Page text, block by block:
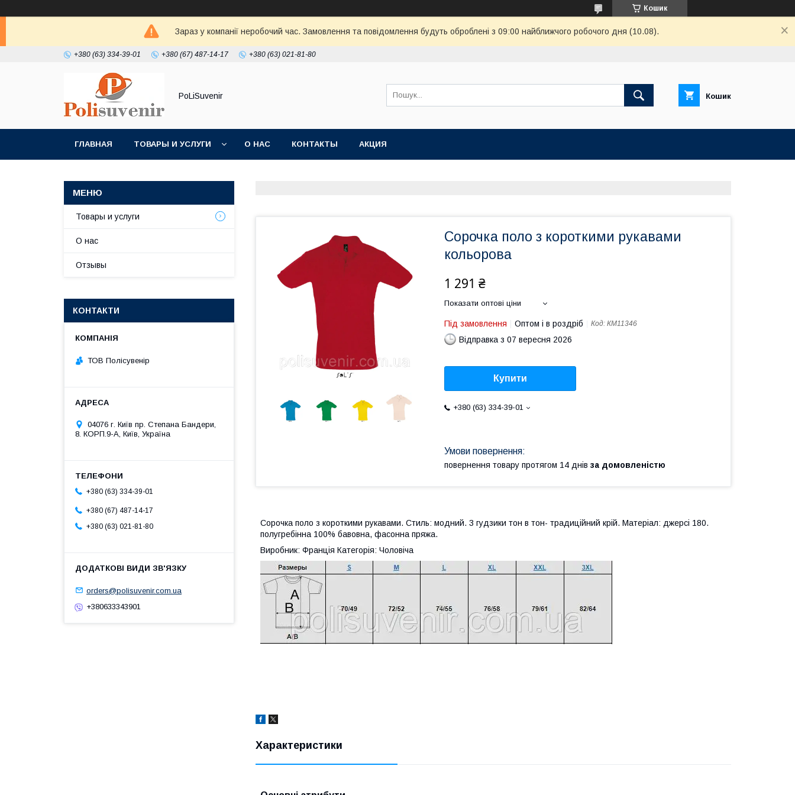
Кошик
Зараз у компанії неробочий час. Замовлення та повідомлення будуть оброблені з 09:00 найближчого робочого дня (10.08).
+380 (63) 334-39-01 +380 (67) 487-14-17 +380 (63) 021-81-80
PoLiSuvenir Кошик
ГЛАВНАЯ ТОВАРЫ И УСЛУГИ О НАС КОНТАКТЫ АКЦИЯ
Сорочка поло з короткими рукавами
кольорова
1 291 ₴
Показати оптові ціни
Під замовлення Оптом і в роздріб Код: КМ11346
Відправка з 07 вересня 2026
Купити
+380 (63) 334-39-01
повернення товару протягом 14 днів за домовленістю
Сорочка поло з короткими рукавами. Стиль: модний. 3 гудзики тон в тон- традиційний крій. Матеріал: джерсі 180.
полугребінна 100% бавовна, фасонна пряжа.
Виробник: Франція Категорія: Чоловіча
Характеристики
Товары и услуги
О нас
Отзывы
КОНТАКТИ
ТОВ Полісувенір
04076 г. Київ пр. Степана Бандери,
8. КОРП.9-А, Київ, Україна
+380 (63) 334-39-01
+380 (67) 487-14-17
+380 (63) 021-81-80
orders@polisuvenir.com.ua
+380633343901